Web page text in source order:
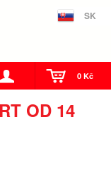
SK
0 Kč
OD 14